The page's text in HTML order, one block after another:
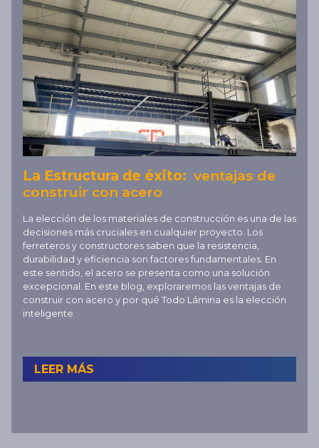
La Estructura de éxito: ventajas de
construir con acero
La elección de los materiales de construcción es una de las
decisiones más cruciales en cualquier proyecto. Los
ferreteros y constructores saben que la resistencia,
durabilidad y eficiencia son factores fundamentales. En
este sentido, el acero se presenta como una solución
excepcional. En este blog, exploraremos las ventajas de
construir con acero y por qué Todo Lámina es la elección
inteligente.
LEER MÁS